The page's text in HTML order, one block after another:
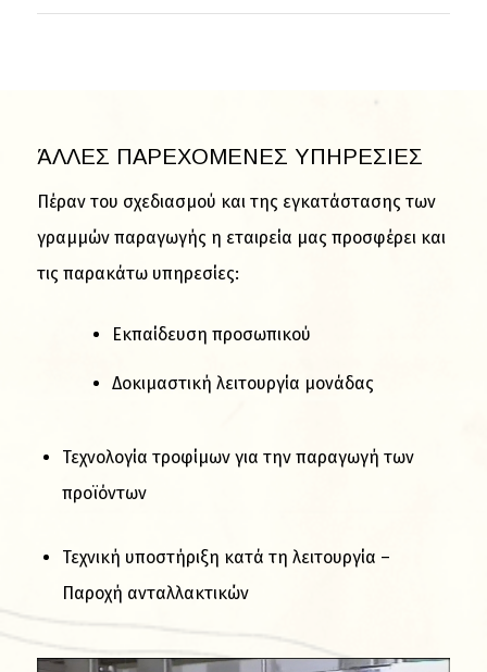
ΆΛΛΕΣ ΠΑΡΕΧΟΜΕΝΕΣ ΥΠΗΡΕΣΙΕΣ
Πέραν του σχεδιασμού και της εγκατάστασης των
γραμμών παραγωγής η εταιρεία μας προσφέρει και
τις παρακάτω υπηρεσίες:
Εκπαίδευση προσωπικού
Δοκιμαστική λειτουργία μονάδας
Τεχνολογία τροφίμων για την παραγωγή των
προϊόντων
Τεχνική υποστήριξη κατά τη λειτουργία –
Παροχή ανταλλακτικών